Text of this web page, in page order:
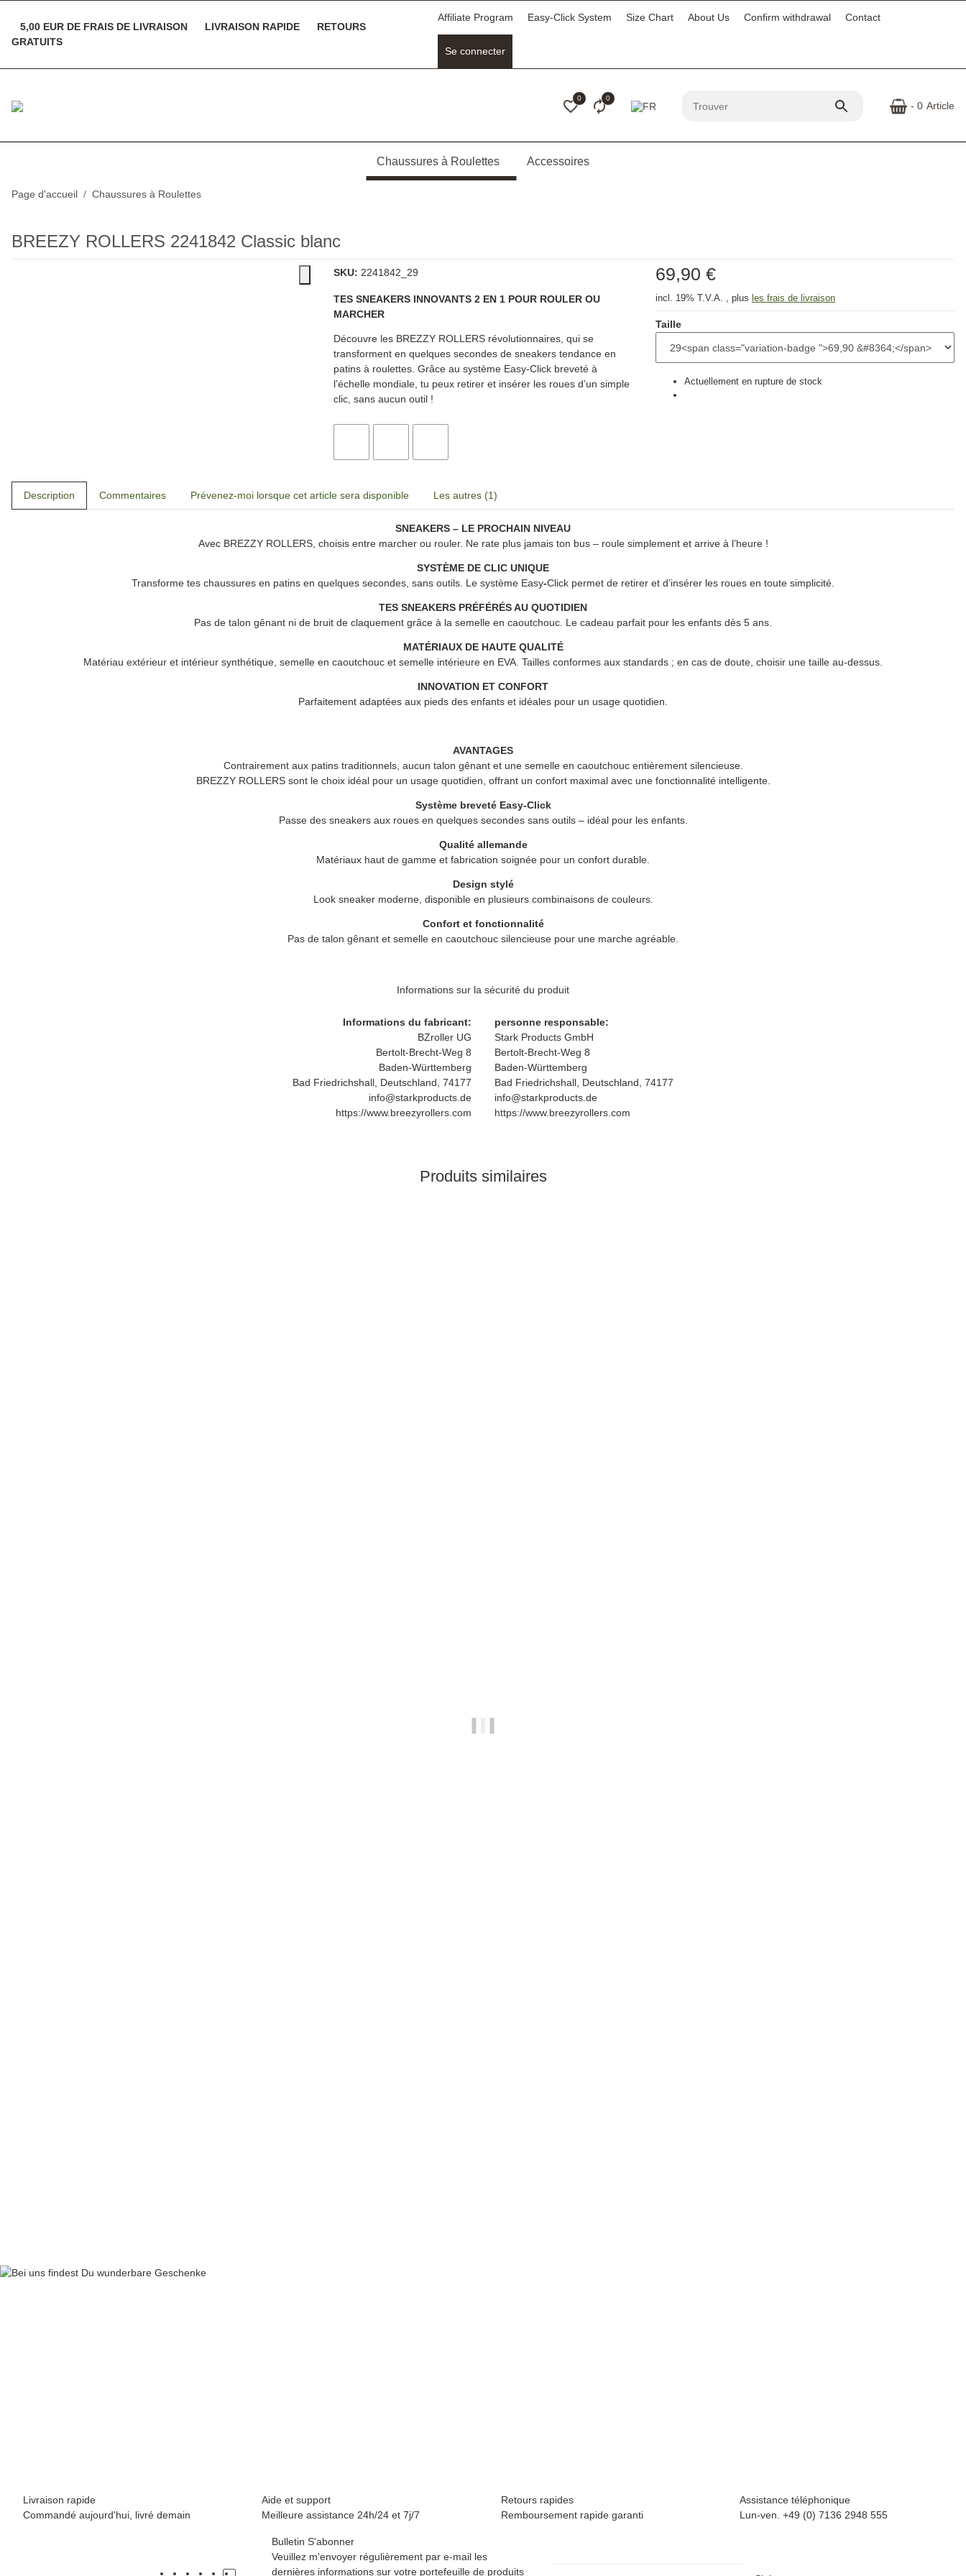
5,00 EUR DE FRAIS DE LIVRAISON LIVRAISON RAPIDE
RETOURS
GRATUITS
Affiliate Program Easy-Click System Size Chart About Us Confirm withdrawal Contact
Se connecter
0 0
- 0 Article
Chaussures à Roulettes Accessoires
Page d'accueil Chaussures à Roulettes
BREEZY ROLLERS 2241842 Classic blanc
SKU: 2241842_29
TES SNEAKERS INNOVANTS 2 EN 1 POUR ROULER OU
MARCHER
Découvre les BREZZY ROLLERS révolutionnaires, qui se
transforment en quelques secondes de sneakers tendance en
patins à roulettes. Grâce au système Easy-Click breveté à
l’échelle mondiale, tu peux retirer et insérer les roues d’un simple
clic, sans aucun outil !
Actuellement en rupture de stock
69,90 €
incl. 19% T.V.A. , plus les frais de livraison
Taille
Description Commentaires Prévenez-moi lorsque cet article sera disponible Les autres (1)
SNEAKERS – LE PROCHAIN NIVEAU
Avec BREZZY ROLLERS, choisis entre marcher ou rouler. Ne rate plus jamais ton bus – roule simplement et arrive à l’heure !
SYSTÈME DE CLIC UNIQUE
Transforme tes chaussures en patins en quelques secondes, sans outils. Le système Easy-Click permet de retirer et d’insérer les roues en toute simplicité.
TES SNEAKERS PRÉFÉRÉS AU QUOTIDIEN
Pas de talon gênant ni de bruit de claquement grâce à la semelle en caoutchouc. Le cadeau parfait pour les enfants dès 5 ans.
MATÉRIAUX DE HAUTE QUALITÉ
Matériau extérieur et intérieur synthétique, semelle en caoutchouc et semelle intérieure en EVA. Tailles conformes aux standards ; en cas de doute, choisir une taille au-dessus.
INNOVATION ET CONFORT
Parfaitement adaptées aux pieds des enfants et idéales pour un usage quotidien.
AVANTAGES
Contrairement aux patins traditionnels, aucun talon gênant et une semelle en caoutchouc entièrement silencieuse.
BREZZY ROLLERSsont le choix idéal pour un usage quotidien, offrant un confort maximal avec une fonctionnalité intelligente.
Système breveté Easy-Click
Passe des sneakers aux roues en quelques secondes sans outils – idéal pour les enfants.
Qualité allemande
Matériaux haut de gamme et fabrication soignée pour un confort durable.
Design stylé
Look sneaker moderne, disponible en plusieurs combinaisons de couleurs.
Confort et fonctionnalité
Pas de talon gênant et semelle en caoutchouc silencieuse pour une marche agréable.
Informations sur la sécurité du produit
Informations du fabricant:
BZroller UG
Bertolt-Brecht-Weg 8
Baden-Württemberg
Bad Friedrichshall, Deutschland, 74177
info@starkproducts.de
https://www.breezyrollers.com
personne responsable:
Stark Products GmbH
Bertolt-Brecht-Weg 8
Baden-Württemberg
Bad Friedrichshall, Deutschland, 74177
info@starkproducts.de
https://www.breezyrollers.com
Produits similaires
Livraison rapide
Commandé aujourd'hui, livré demain
Aide et support
Meilleure assistance 24h/24 et 7j/7
Retours rapides
Remboursement rapide garanti
Assistance téléphonique
Lun-ven. +49 (0) 7136 2948 555
Bulletin S'abonner
Veuillez m'envoyer régulièrement par e-mail les
dernières informations sur votre portefeuille de produits